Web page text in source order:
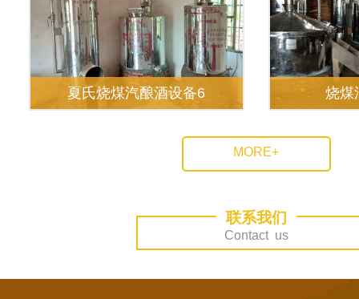
夏氏烧煤汽酿酒设备6 烧煤
MORE+
联系我们
Contact us